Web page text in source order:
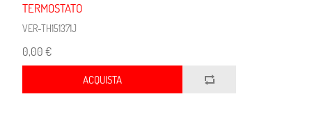
TERMOSTATO
VER-TH151371J
0,00 €
ACQUISTA